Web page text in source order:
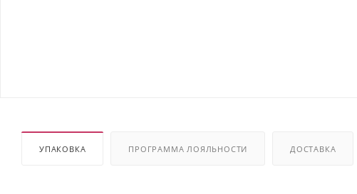
УПАКОВКА ПРОГРАММА ЛОЯЛЬНОСТИ ДОСТАВКА